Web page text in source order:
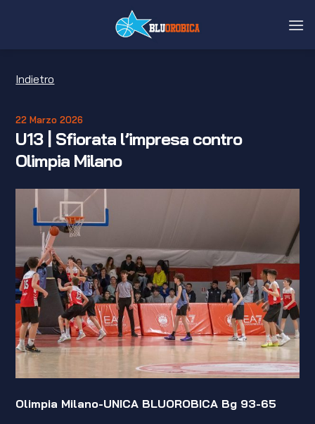
Indietro
22 Marzo 2026
U13 | Sfiorata l’impresa contro
Olimpia Milano
Olimpia Milano-UNICA BLUOROBICA Bg 93-65